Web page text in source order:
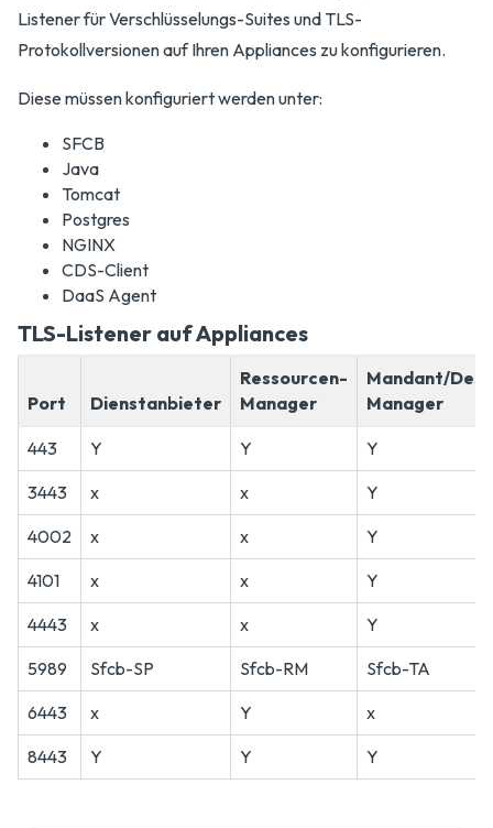
Listener für Verschlüsselungs-Suites und TLS-
Protokollversionen auf Ihren Appliances zu konfigurieren.
Diese müssen konfiguriert werden unter:
SFCB
Java
Tomcat
Postgres
NGINX
CDS-Client
DaaS Agent
TLS-Listener auf Appliances
Port Dienstanbieter
Ressourcen-
Manager
Mandant/
Manager
443 Y Y
Y
3443
x x
Y
4002
x x
Y
4101
x x
Y
4443
x x
Y
5989
Sfcb-SP Sfcb-RM
Sfcb-TA
6443
x Y
x
8443
Y Y Y